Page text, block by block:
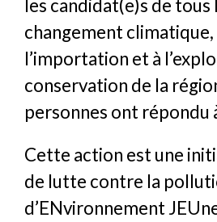
les candidat(e)s de
changement climatique,
l’importation et à
conservation de la
personnes ont répondu
Cette action est une
de lutte contre la
d’ENvironnement